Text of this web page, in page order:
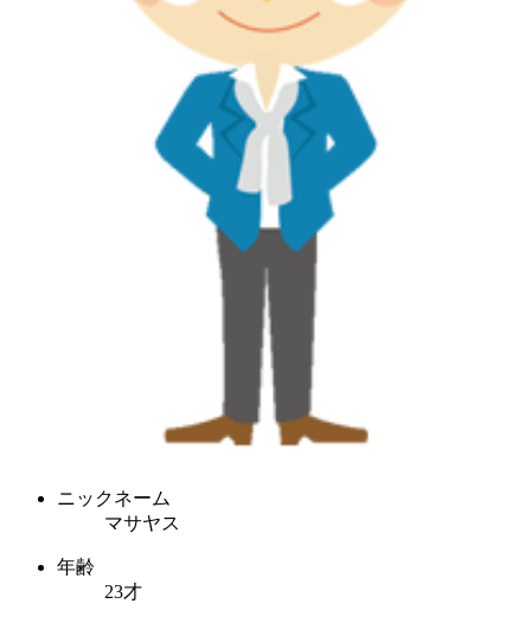
ニックネーム
マサヤス
年齢
23才